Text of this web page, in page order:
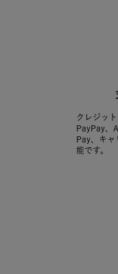
クレジッ
PayPay、
Pay、キャ
能です。